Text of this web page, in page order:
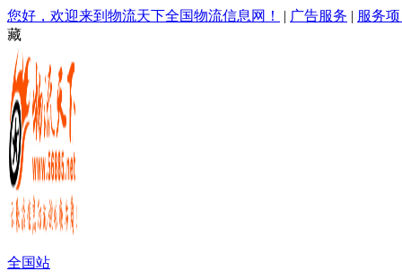
您好，欢迎来到物流天下全国物流信息网！ | 广告服务 | 服务
藏
全国站